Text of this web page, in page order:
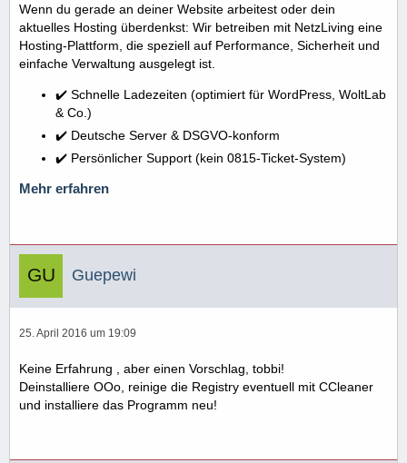
Wenn du gerade an deiner Website arbeitest oder dein
aktuelles Hosting überdenkst: Wir betreiben mit NetzLiving eine
Hosting-Plattform, die speziell auf Performance, Sicherheit und
einfache Verwaltung ausgelegt ist.
✔️ Schnelle Ladezeiten (optimiert für WordPress, WoltLab
& Co.)
✔️ Deutsche Server & DSGVO-konform
✔️ Persönlicher Support (kein 0815-Ticket-System)
Mehr erfahren
Guepewi
25. April 2016 um 19:09
Keine Erfahrung , aber einen Vorschlag, tobbi!
Deinstalliere OOo, reinige die Registry eventuell mit CCleaner
und installiere das Programm neu!